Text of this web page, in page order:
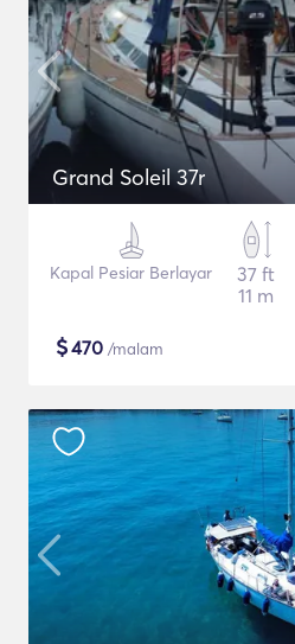
Grand Soleil 37r
Kapal Pesiar Berlayar
37 ft
11 m
$470 /malam